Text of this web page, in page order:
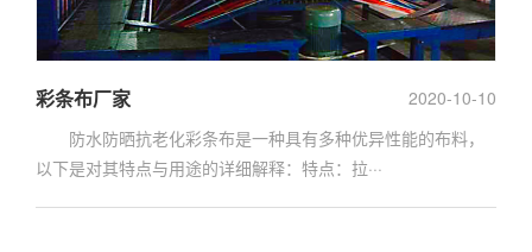
2020-10-10
彩条布厂家
防水防晒抗老化彩条布是一种具有多种优异性能的布料，
以下是对其特点与用途的详细解释：特点：拉···